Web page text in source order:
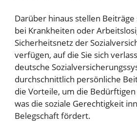
Darüber hinaus stellen Beiträge
bei Krankheiten oder
Sicherheitsnetz der
verfügen, auf die Sie sich
deutsche
durchschnittlich persönliche
die Vorteile, um die
was die soziale Gerechtigkeit
Belegschaft fördert.